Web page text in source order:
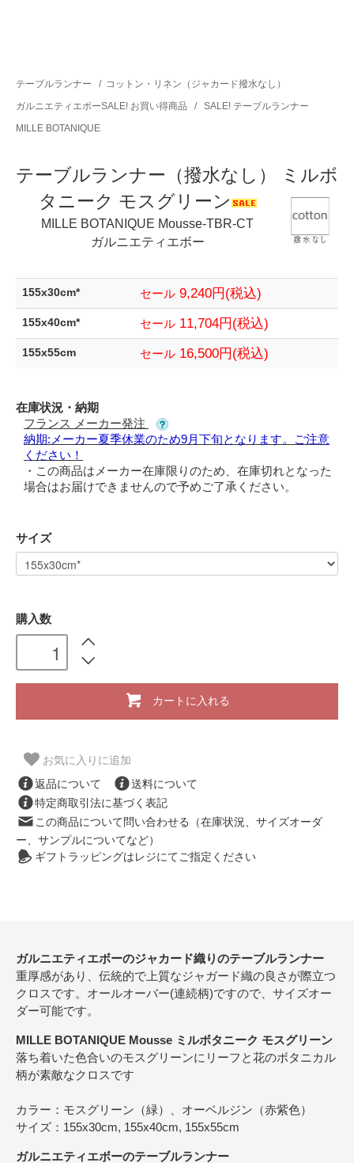
テーブルランナー / コットン・リネン（ジャカード撥水なし）
ガルニエティエボーSALE! お買い得商品
/ SALE! テーブルランナー
MILLE BOTANIQUE
テーブルランナー（撥水なし） ミルボ
タニーク モスグリーン
MILLE BOTANIQUE Mousse-TBR-CT
ガルニエティエボー
155x30cm* セール 9,240円(税込)
155x40cm* セール 11,704円(税込)
155x55cm セール 16,500円(税込)
在庫状況・納期
フランス メーカー発注
納期:メーカー夏季休業のため9月下旬となります。ご注意
ください！
・この商品はメーカー在庫限りのため、在庫切れとなった
場合はお届けできませんので予めご了承ください。
サイズ
購入数
カートに入れる
お気に入りに追加
返品について
送料について
特定商取引法に基づく表記
この商品について問い合わせる（在庫状況、サイズオーダ
ー、サンプルについてなど）
ギフトラッピングはレジにてご指定ください
ガルニエティエボーのジャカード織りのテーブルランナー
重厚感があり、伝統的で上質なジャガード織の良さが際立つ
クロスです。オールオーバー(連続柄)ですので、サイズオー
ダー可能です。
MILLE BOTANIQUE Mousse ミルボタニーク モスグリーン
落ち着いた色合いのモスグリーンにリーフと花のボタニカル
柄が素敵なクロスです
カラー：モスグリーン（緑）、オーベルジン（赤紫色）
サイズ：155x30cm, 155x40cm, 155x55cm
ガルニエティエボーのテーブルランナー